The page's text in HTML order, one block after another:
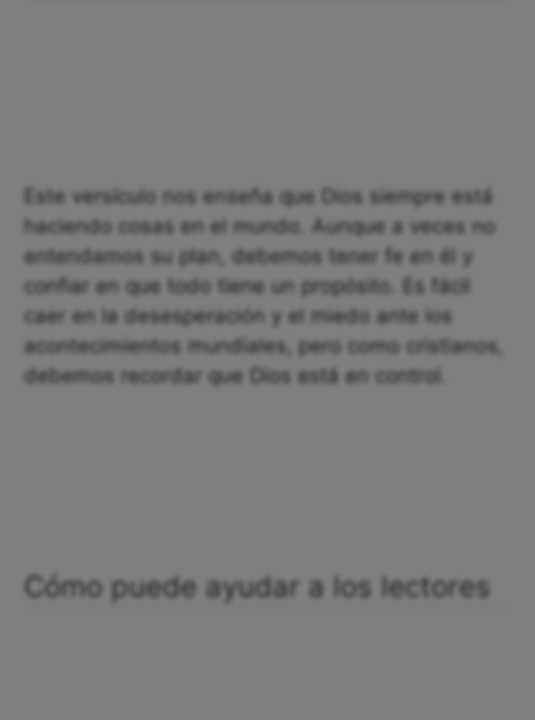
Este versículo nos enseña que Dios siempre está
haciendo cosas en el mundo. Aunque a veces no
entendamos su plan, debemos tener fe en él y
confiar en que todo tiene un propósito. Es fácil
caer en la desesperación y el miedo ante los
acontecimientos mundiales, pero como cristianos,
debemos recordar que Dios está en control.
Cómo puede ayudar a los lectores